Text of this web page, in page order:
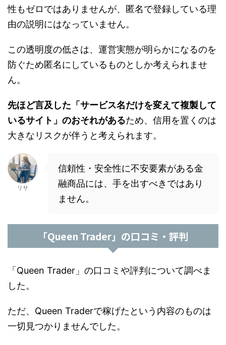
性もゼロではありませんが、匿名で登録している理
由の説明にはなっていません。
この透明度の低さは、運営実態が明らかになるのを
防ぐため匿名にしているものとしか考えられませ
ん。
先ほど言及した「サービス名だけを変えて複製して
いるサイト」のおそれがあるため、信用を置くのは
大きなリスクが伴うと考えられます。
リサ
信頼性・安全性に不安要素がある金
融商品には、手を出すべきではあり
ません。
「Queen Trader」の口コミ・評判
「Queen Trader」の口コミや評判について調べま
した。
ただ、Queen Traderで稼げたという内容のものは
一切見つかりませんでした。